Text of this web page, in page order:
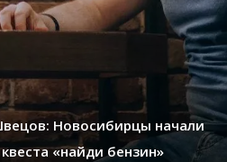
Новосибирцы начали
«найди бензин»